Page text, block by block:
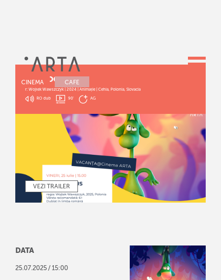
CINEMA CAFE
DIPLODOCUS
r: Wojtek Wawszczyk | 2024 | Animație | Cehia, Polonia, Slovacia
RO dub
90' AG
VEZI TRAILER
DATA
25.07.2025 / 15:00